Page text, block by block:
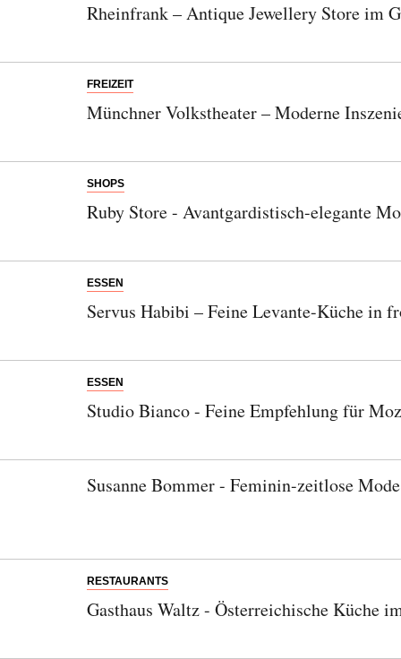
Rheinfrank – Antique Jewellery Store im
FREIZEIT
Münchner Volkstheater – Moderne
SHOPS
Ruby Store - Avantgardistisch-elegante
ESSEN
Servus Habibi – Feine Levante-Küche in
ESSEN
Studio Bianco - Feine Empfehlung für
Susanne Bommer - Feminin-zeitlose
RESTAURANTS
Gasthaus Waltz - Österreichische Küche